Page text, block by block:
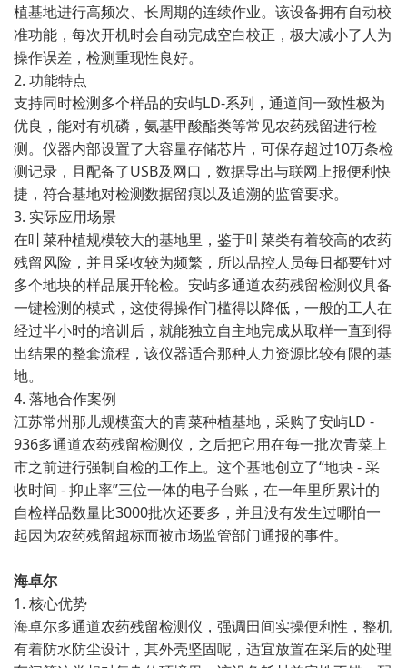
植基地进行高频次、长周期的连续作业。该设备拥有自动校
准功能，每次开机时会自动完成空白校正，极大减小了人为
操作误差，检测重现性良好。
2. 功能特点
支持同时检测多个样品的安屿LD-系列，通道间一致性极为
优良，能对有机磷，氨基甲酸酯类等常见农药残留进行检
测。仪器内部设置了大容量存储芯片，可保存超过10万条检
测记录，且配备了USB及网口，数据导出与联网上报便利快
捷，符合基地对检测数据留痕以及追溯的监管要求。
3. 实际应用场景
在叶菜种植规模较大的基地里，鉴于叶菜类有着较高的农药
残留风险，并且采收较为频繁，所以品控人员每日都要针对
多个地块的样品展开轮检。安屿多通道农药残留检测仪具备
一键检测的模式，这使得操作门槛得以降低，一般的工人在
经过半小时的培训后，就能独立自主地完成从取样一直到得
出结果的整套流程，该仪器适合那种人力资源比较有限的基
地。
4. 落地合作案例
江苏常州那儿规模蛮大的青菜种植基地，采购了安屿LD -
936多通道农药残留检测仪，之后把它用在每一批次青菜上
市之前进行强制自检的工作上。这个基地创立了“地块 - 采
收时间 - 抑止率”三位一体的电子台账，在一年里所累计的
自检样品数量比3000批次还要多，并且没有发生过哪怕一
起因为农药残留超标而被市场监管部门通报的事件。
海卓尔
1. 核心优势
海卓尔多通道农药残留检测仪，强调田间实操便利性，整机
有着防水防尘设计，其外壳坚固呢，适宜放置在采后的处理